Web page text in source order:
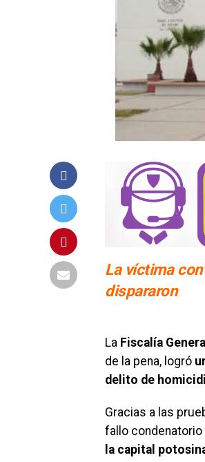
La víctima
dispararon
La Fiscalía
de la pena, logró
delito de
Gracias a las
fallo condenatorio
la capital